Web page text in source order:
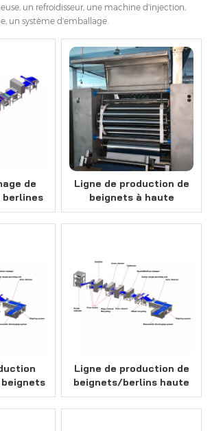
un refroidisseur, une machine d'injection,
un système d'emballage.
de
berlines
acier
304
Ligne de production de
beignets à haute
automatisation avec
équipement en option
finis /
Ligne de production de
beignets/berlins haute
performance,
fournisseur chinois